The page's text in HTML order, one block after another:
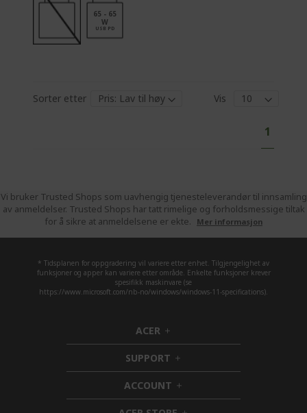
65 - 65
W
USB PD
Sorter etter
Vis
g
Y
o
r
e
r
r
e
1
Vi bruker Trusted Shops som uavhengig tjenesteleverandør til innsamling
av anmeldelser. Trusted Shops har tatt rimelige og forholdsmessige tiltak
for å sikre at anmeldelsene er ekte.
Mer informasjon
* Tidsplanen for oppgradering vil variere etter enhet. Tilgjengelighet av
funksjoner og apper kan variere etter område. Enkelte funksjoner krever
spesifikk maskinvare (se
https://www.microsoft.com/nb-no/windows/windows-11-specifications).
ACER h
i
d
d
e
n
SUPPORT h
i
d
ACCOUNT h
i